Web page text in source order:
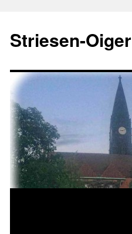
springen
Striesen-Oiger